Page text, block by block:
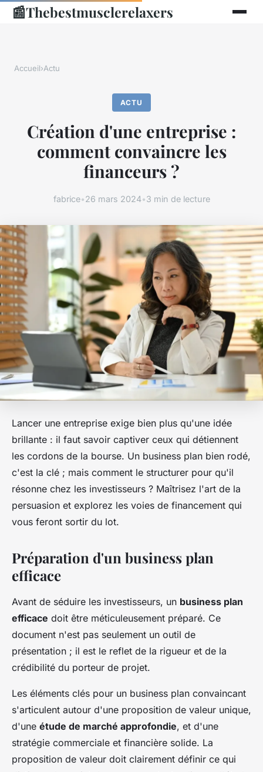
📰Thebestmusclerelaxers
Accueil›Actu
ACTU
Création d'une entreprise :
comment convaincre les
financeurs ?
fabrice•26 mars 2024•3 min de lecture
Lancer une entreprise exige bien plus qu'une idée
brillante : il faut savoir captiver ceux qui détiennent
les cordons de la bourse. Un business plan bien rodé,
c'est la clé ; mais comment le structurer pour qu'il
résonne chez les investisseurs ? Maîtrisez l'art de la
persuasion et explorez les voies de financement qui
vous feront sortir du lot.
Préparation d'un business plan
efficace
Avant de séduire les investisseurs, un business plan
efficace doit être méticuleusement préparé. Ce
document n'est pas seulement un outil de
présentation ; il est le reflet de la rigueur et de la
crédibilité du porteur de projet.
Les éléments clés pour un business plan convaincant
s'articulent autour d'une proposition de valeur unique,
d'une étude de marché approfondie, et d'une
stratégie commerciale et financière solide. La
proposition de valeur doit clairement définir ce qui